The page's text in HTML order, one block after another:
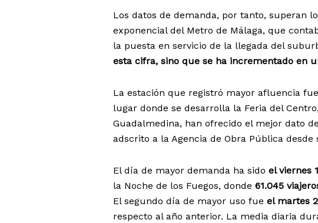
Los datos de demanda, por tanto, superan
exponencial del Metro de Málaga, que
la puesta en servicio de la llegada del
esta cifra, sino que se ha incrementado en
La estación que registró mayor afluencia
lugar donde se desarrolla la Feria del
Guadalmedina, han ofrecido el mejor dato
adscrito a la Agencia de Obra Pública
El día de mayor demanda ha sido el viernes
la Noche de los Fuegos, donde 61.045
El segundo día de mayor uso fue el martes
respecto al año anterior. La media diaria